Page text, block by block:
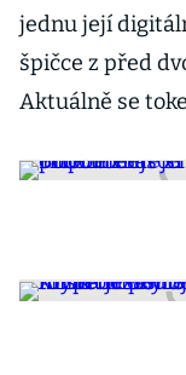
jednu její
špičce z před
Aktuálně se